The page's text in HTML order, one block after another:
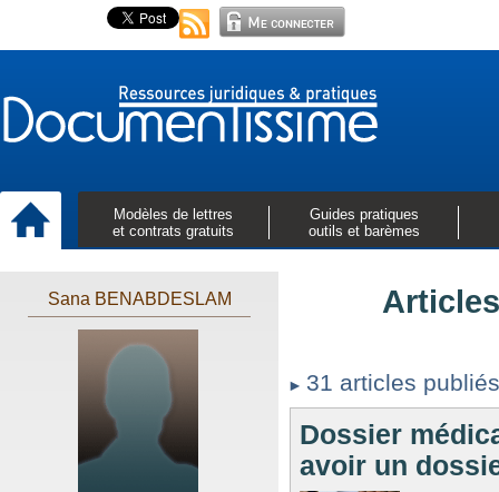
Modèles de lettres
et contrats gratuits
Guides pratiques
outils et barèmes
Sana BENABDESLAM
31 articles publiés
Dossier
avoir un